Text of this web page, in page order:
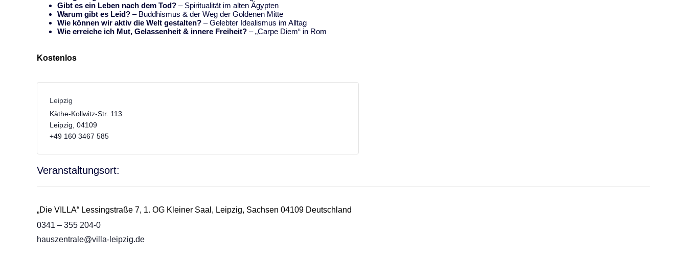
Gibt es ein Leben nach dem Tod? – Spiritualität im alten Ägypten
Warum gibt es Leid? – Buddhismus & der Weg der Goldenen Mitte
Wie können wir aktiv die Welt gestalten? – Gelebter Idealismus im Alltag
Wie erreiche ich Mut, Gelassenheit & innere Freiheit? – „Carpe Diem“ in Rom
Kostenlos
Leipzig
Käthe-Kollwitz-Str. 113
Leipzig, 04109
+49 160 3467 585
Veranstaltungsort:
„Die VILLA“ Lessingstraße 7, 1. OG Kleiner Saal, Leipzig, Sachsen 04109 Deutschland
0341 – 355 204-0
hauszentrale@villa-leipzig.de